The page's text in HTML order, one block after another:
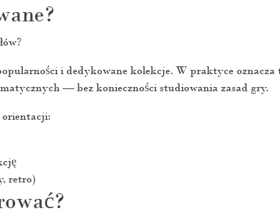
i dedykowane kolekcje. W praktyce oznacza
— bez konieczności studiowania zasad gry.
retro)